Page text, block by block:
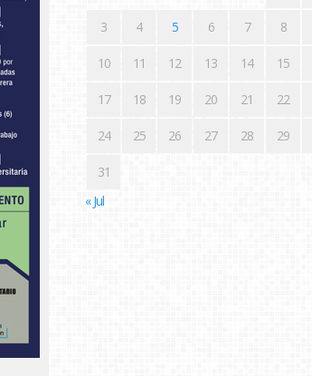
3 4 5 6 7 8
10 11 12 13 14 15
17 18 19 20 21 22
24 25 26 27 28 29
31
« Jul